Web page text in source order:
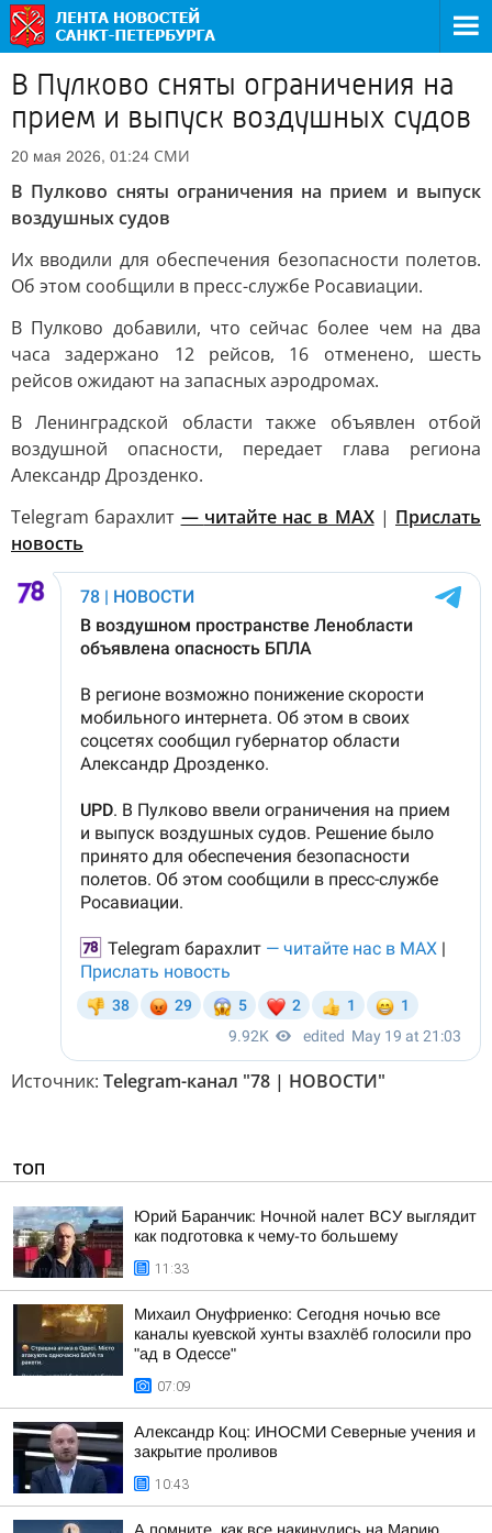
В Пулково сняты ограничения на
прием и выпуск воздушных судов
20 мая 2026, 01:24 СМИ
В Пулково сняты ограничения на прием и выпуск
воздушных судов
Их вводили для обеспечения безопасности полетов.
Об этом сообщили в пресс-службе Росавиации.
В Пулково добавили, что сейчас более чем на два
часа задержано 12 рейсов, 16 отменено, шесть
рейсов ожидают на запасных аэродромах.
В Ленинградской области также объявлен отбой
воздушной опасности, передает глава региона
Александр Дрозденко.
Telegram барахлит — читайте нас в MAX| Прислать
новость
Источник: Telegram-канал "78 | НОВОСТИ"
ТОП
Юрий Баранчик: Ночной налет ВСУ выглядит
как подготовка к чему-то большему
11:33
Михаил Онуфриенко: Сегодня ночью все
каналы куевской хунты взахлёб голосили про
"ад в Одессе"
07:09
Александр Коц: ИНОСМИ Северные учения и
закрытие проливов
10:43